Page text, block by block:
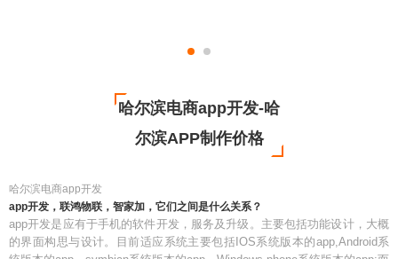
哈尔滨电商app开发-哈
尔滨APP制作价格
哈尔滨电商app开发
app开发，联鸿物联，智家加，它们之间是什么关系？
app开发是应有于手机的软件开发，服务及升级。主要包括功能设计，大概
的界面构思与设计。目前适应系统主要包括IOS系统版本的app,Android系